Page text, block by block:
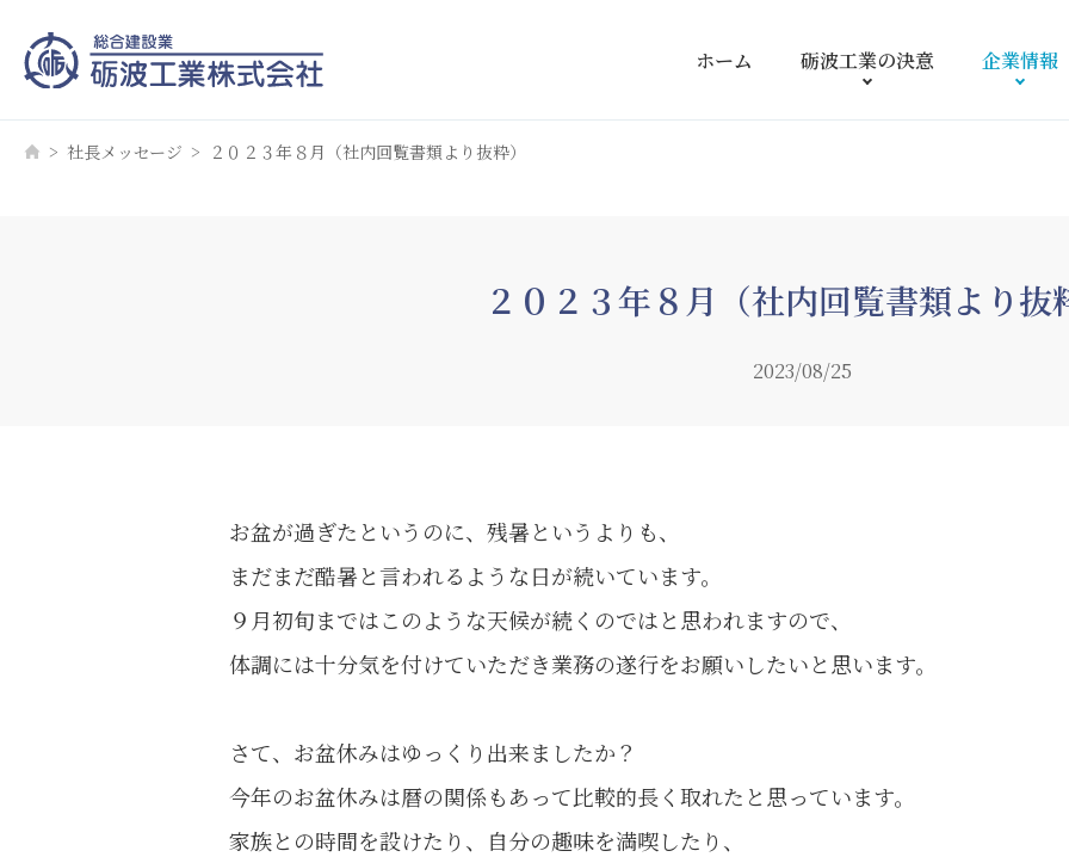
ホーム 砺波工業の決意 企業情報
社長メッセージ ２０２３年８月（社内回覧書類より抜粋）
２０２３年８月（社内回覧書類より抜
2023/08/25
お盆が過ぎたというのに、残暑というよりも、
まだまだ酷暑と言われるような日が続いています。
９月初旬まではこのような天候が続くのではと思われますので、
体調には十分気を付けていただき業務の遂行をお願いしたいと思います。
さて、お盆休みはゆっくり出来ましたか？
今年のお盆休みは暦の関係もあって比較的長く取れたと思っています。
家族との時間を設けたり、自分の趣味を満喫したり、